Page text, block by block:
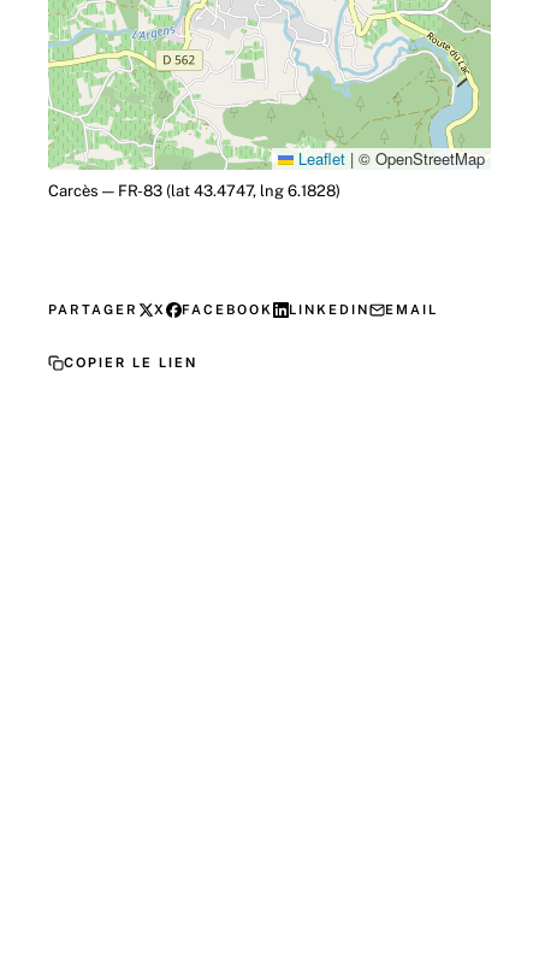
Leaflet | © OpenStreetMap
Carcès — FR-83 (lat 43.4747, lng 6.1828)
PARTAGER X FACEBOOK LINKEDIN EMAIL
COPIER LE LIEN